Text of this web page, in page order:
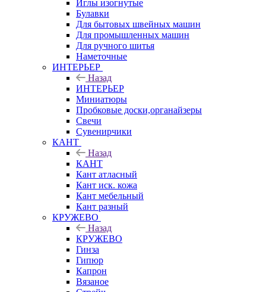
Иглы изогнутые
Булавки
Для бытовых швейных машин
Для промышленных машин
Для ручного шитья
Наметочные
ИНТЕРЬЕР
Назад
ИНТЕРЬЕР
Миниатюры
Пробковые доски,органайзеры
Свечи
Сувенирчики
КАНТ
Назад
КАНТ
Кант атласный
Кант иск. кожа
Кант мебельный
Кант разный
КРУЖЕВО
Назад
КРУЖЕВО
Гинза
Гипюр
Капрон
Вязаное